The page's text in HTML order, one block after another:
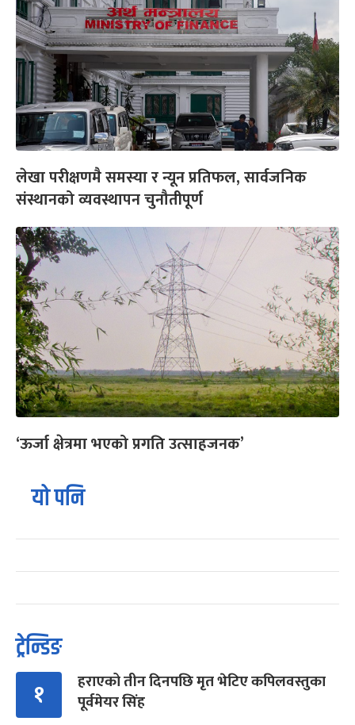
लेखा परीक्षणमै समस्या र न्यून प्रतिफल, सार्वजनिक
संस्थानको व्यवस्थापन चुनौतीपूर्ण
‘ऊर्जा क्षेत्रमा भएको प्रगति उत्साहजनक’
यो पनि
ट्रेन्डिङ
१
हराएको तीन दिनपछि मृत भेटिए कपिलवस्तुका
पूर्वमेयर सिंह